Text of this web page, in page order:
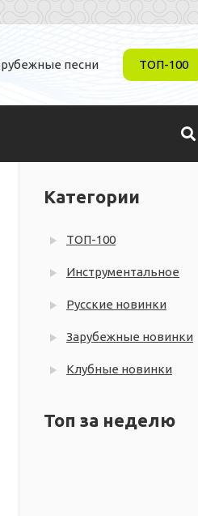
песни ТОП-100
Категории
ТОП-100
Инструментальное
Русские новинки
Зарубежные новинки
Клубные новинки
Топ за неделю